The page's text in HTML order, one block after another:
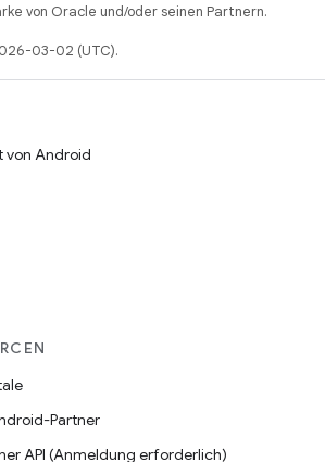
von Oracle und/oder seinen Partnern.
03-02 (UTC).
von Android
Partner
API (Anmeldung erforderlich)